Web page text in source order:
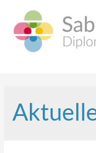
springen